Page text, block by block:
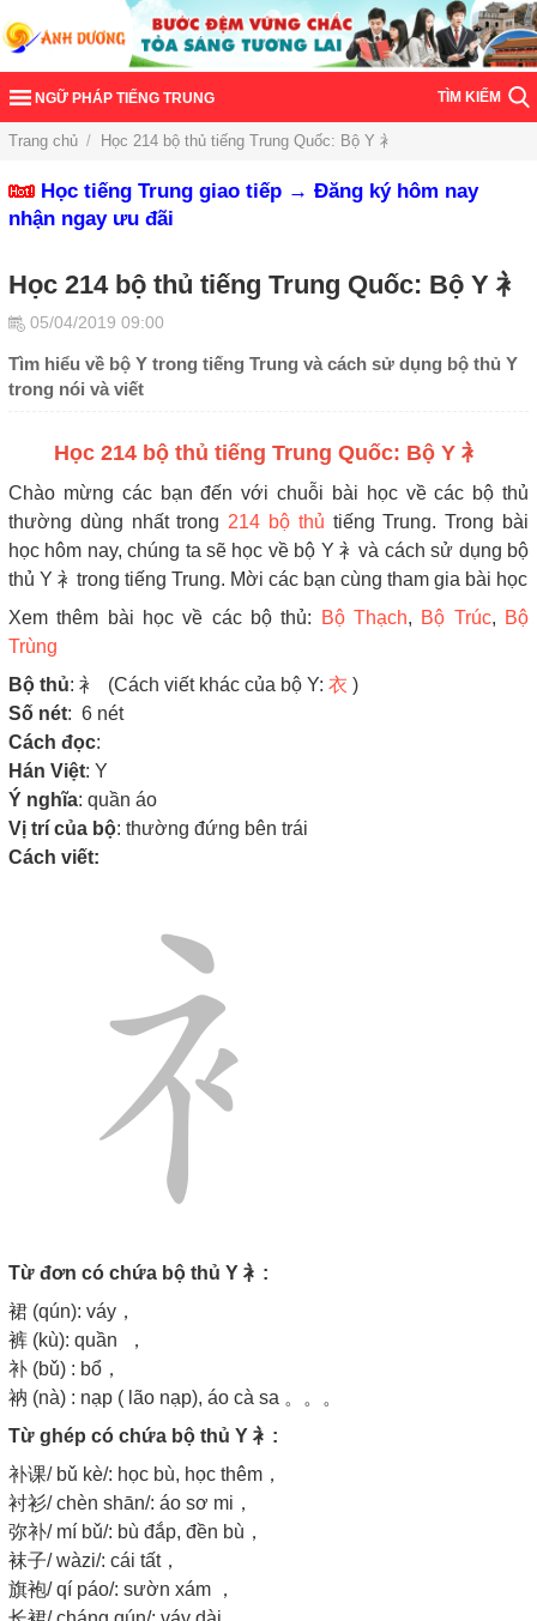
NGỮ PHÁP TIẾNG TRUNG TÌM KIẾM
Trang chủ / Học 214 bộ thủ tiếng Trung Quốc: Bộ Y 衤
Học tiếng Trung giao tiếp → Đăng ký hôm nay
nhận ngay ưu đãi
Học 214 bộ thủ tiếng Trung Quốc: Bộ Y 衤
05/04/2019 09:00
Tìm hiểu về bộ Y trong tiếng Trung và cách sử dụng bộ thủ Y
trong nói và viết
Học 214 bộ thủ tiếng Trung Quốc: Bộ Y 衤
Chào mừng các bạn đến với chuỗi bài học về các bộ thủ
thường dùng nhất trong 214 bộ thủ tiếng Trung. Trong bài
học hôm nay, chúng ta sẽ học về bộ Y 衤và cách sử dụng bộ
thủ Y 衤trong tiếng Trung. Mời các bạn cùng tham gia bài học
Xem thêm bài học về các bộ thủ:
Bộ Thạch, Bộ Trúc, Bộ
Trùng
Bộ thủ: 衤 (Cách viết khác của bộ Y: 衣 )
Số nét: 6 nét
Cách đọc:
Hán Việt: Y
Ý nghĩa: quần áo
Vị trí của bộ: thường đứng bên trái
Cách viết:
Từ đơn có chứa bộ thủ Y 衤:
裙 (qún): váy，
裤 (kù): quần ，
补 (bǔ) : bổ，
衲 (nà) : nạp ( lão nạp), áo cà sa 。。。
Từ ghép có chứa bộ thủ Y 衤:
补课/ bǔ kè/: học bù, học thêm，
衬衫/ chèn shān/: áo sơ mi，
弥补/ mí bǔ/: bù đắp, đền bù，
袜子/ wàzi/: cái tất，
旗袍/ qí páo/: sườn xám ，